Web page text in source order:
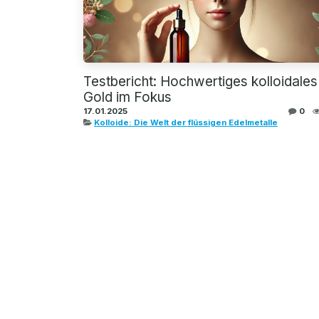
Testbericht: Hochwertiges kolloidales
Gold im Fokus
17.01.2025
0
Kolloide: Die Welt der flüssigen Edelmetalle